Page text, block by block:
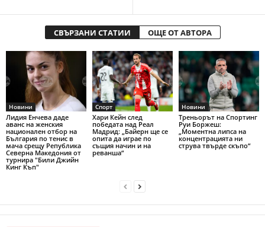
СВЪРЗАНИ СТАТИИ ОЩЕ ОТ АВТОРА
Новини
Лидия Енчева даде
аванс на женския
национален отбор на
България по тенис в
мача срещу Република
Северна Македония от
турнира "Били Джийн
Кинг Къп"
Спорт
Хари Кейн след
победата над Реал
Мадрид: „Байерн ще се
опита да играе по
същия начин и на
реванша“
Новини
Треньорът на Спортинг
Руи Боржеш:
„Моментна липса на
концентрацията ни
струва твърде скъпо“